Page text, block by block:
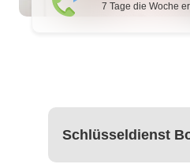
7 Tage die Woche
Schlüsseldienst